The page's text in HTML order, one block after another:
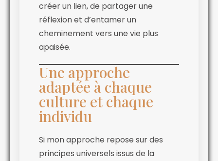
créer un lien, de partager une
réflexion et d’entamer un
cheminement vers une vie plus
apaisée.
Une approche
adaptée à chaque
culture et chaque
individu
Si mon approche repose sur des
principes universels issus de la